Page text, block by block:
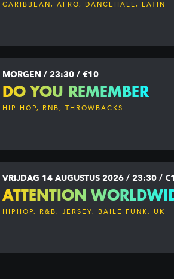
CARIBBEAN, AFRO, DANCEHALL, LATIN
MORGEN / 23:30 / €10
DO YOU REMEMBER
HIP HOP, RNB, THROWBACKS
VRIJDAG 14 AUGUSTUS 2026 / 23:30 /
ATTENTION
HIPHOP, R&B, JERSEY, BAILE FUNK, UK